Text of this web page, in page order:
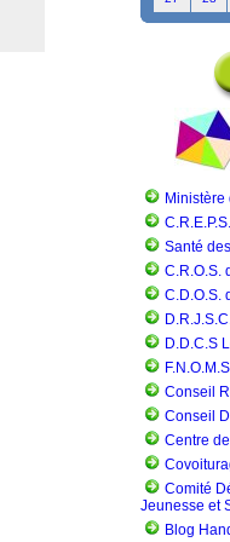
Ministère
Santé
C.R.O.S.
C.D.O.S.
D.D.C.S
Conseil
Conseil
Centre
Comité
Jeunesse et
Blog